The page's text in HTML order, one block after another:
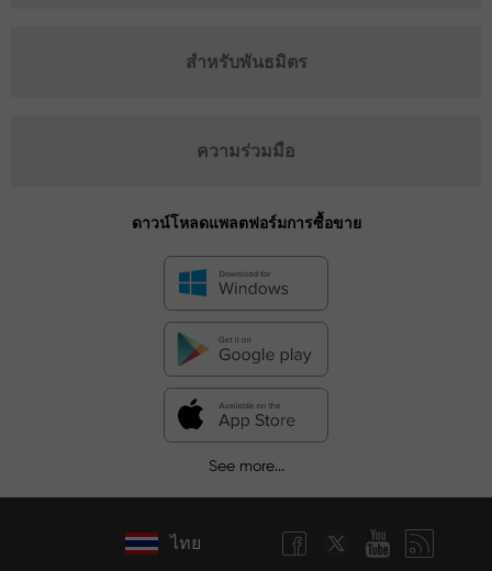
สำหรับพันธมิตร
ความร่วมมือ
ดาวน์โหลดแพลตฟอร์มการซื้อขาย
See more...
ไทย